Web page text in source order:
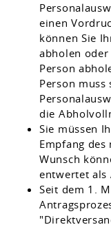
einen
können Sie
abholen
Person
Person muss
die
Sie müssen
Empfang
Wunsch
entwertet als
Seit dem 1.